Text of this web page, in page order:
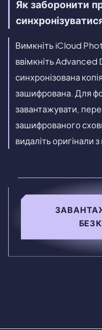
Як заборонити
Вимкніть iCloud
ввімкніть
синхронізована
зашифрована. Для
завантажувати,
зашифрованого
видаліть оригінали